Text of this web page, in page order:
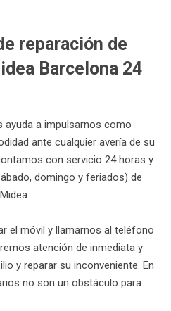
reparación de
Barcelona 24
a impulsarnos como
ante cualquier avería de su
con servicio 24 horas y
domingo y feriados) de
el móvil y llamarnos al teléfono
atención de inmediata y
y reparar su inconveniente. En
no son un obstáculo para